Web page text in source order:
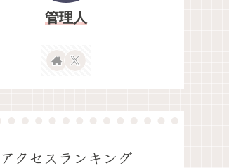
管理人
アクセスランキング